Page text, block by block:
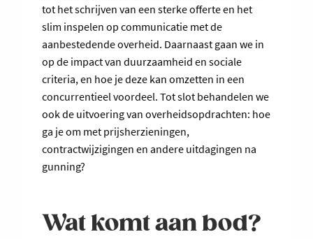
tot het schrijven van een sterke offerte en het
slim inspelen op communicatie met de
aanbestedende overheid. Daarnaast gaan we in
op de impact van duurzaamheid en sociale
criteria, en hoe je deze kan omzetten in een
concurrentieel voordeel. Tot slot behandelen we
ook de uitvoering van overheidsopdrachten: hoe
ga je om met prijsherzieningen,
contractwijzigingen en andere uitdagingen na
gunning?
Wat komt aan bod?